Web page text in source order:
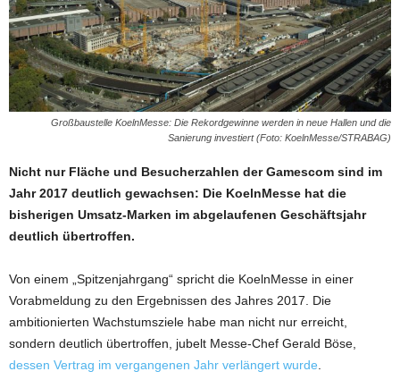
Großbaustelle KoelnMesse: Die Rekordgewinne werden in neue Hallen und die
Sanierung investiert (Foto: KoelnMesse/STRABAG)
Nicht nur Fläche und Besucherzahlen der Gamescom sind im
Jahr 2017 deutlich gewachsen: Die KoelnMesse hat die
bisherigen Umsatz-Marken im abgelaufenen Geschäftsjahr
deutlich übertroffen.
Von einem „Spitzenjahrgang“ spricht die KoelnMesse in einer
Vorabmeldung zu den Ergebnissen des Jahres 2017. Die
ambitionierten Wachstumsziele habe man nicht nur erreicht,
sondern deutlich übertroffen, jubelt Messe-Chef Gerald Böse,
dessen Vertrag im vergangenen Jahr verlängert wurde